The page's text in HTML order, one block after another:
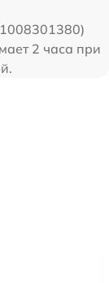
2 часа при